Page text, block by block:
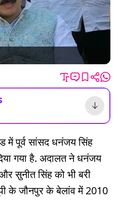
में पूर्व सांसद धनंजय सिंह
गया है. अदालत ने धनंजय
सुनीत सिंह को भी बरी
के जौनपुर के बेलांव में 2010